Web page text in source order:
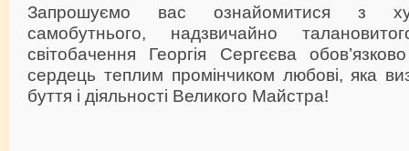
Запрошуємо вас ознайомитися з
самобутнього, надзвичайно
світобачення Георгія Сергєєва
сердець теплим промінчиком любові, яка
буття і діяльності Великого Майстра!